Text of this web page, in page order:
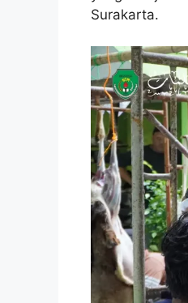
Surakarta.